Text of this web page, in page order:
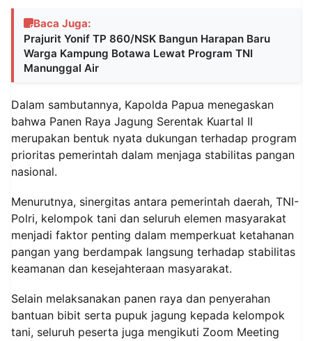
Baca Juga:
Prajurit Yonif TP 860/NSK Bangun Harapan Baru
Warga Kampung Botawa Lewat Program TNI
Manunggal Air
Dalam sambutannya, Kapolda Papua menegaskan
bahwa Panen Raya Jagung Serentak Kuartal II
merupakan bentuk nyata dukungan terhadap program
prioritas pemerintah dalam menjaga stabilitas pangan
nasional.
Menurutnya, sinergitas antara pemerintah daerah, TNI-
Polri, kelompok tani dan seluruh elemen masyarakat
menjadi faktor penting dalam memperkuat ketahanan
pangan yang berdampak langsung terhadap stabilitas
keamanan dan kesejahteraan masyarakat.
Selain melaksanakan panen raya dan penyerahan
bantuan bibit serta pupuk jagung kepada kelompok
tani, seluruh peserta juga mengikuti Zoom Meeting